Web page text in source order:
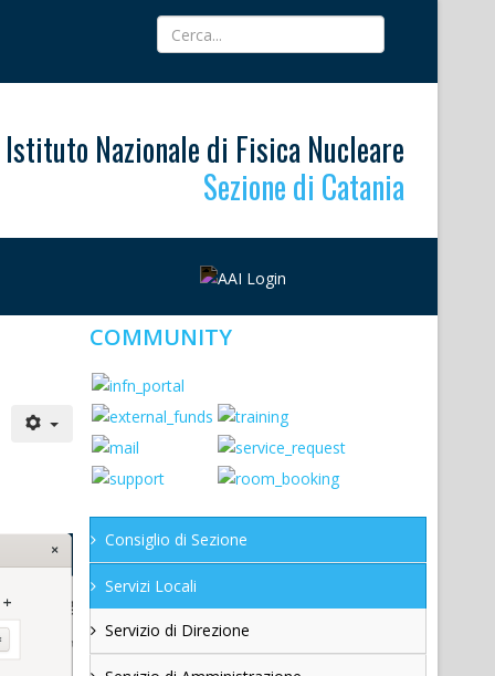
Istituto Nazionale di Fisica Nucleare
Sezione di Catania
COMMUNITY
Consiglio di Sezione
Servizi Locali
Servizio di Direzione